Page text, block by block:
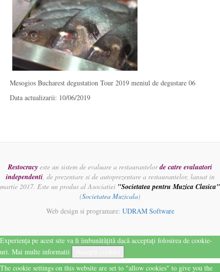
Mesogios Bucharest degustation Tour 2019 meniul de degustare 06
Data actualizarii: 10/06/2019
Restocracy este un sistem de evaluare a restaurantelorde catre evaluatori
independenti, de prezentare si de autoprezentare a restaurantelor, lansat in
martie 2017. Este un produs al Asociatiei "Societatea pentru Muzica Clasica"
(Societatea Muzicala)
Web design si programare: UDRAM Software
Experiența pe acest site va fi îmbunătățită dacă acceptați folosirea de cookie-
uri. Mai multe informatii
The cookie settings on this website are set to "allow cookies" to give you the